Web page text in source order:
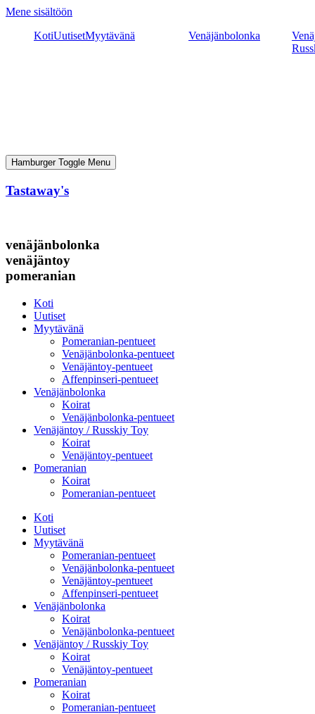
Mene sisältöön
KotiUutisetMyytävänä Venäjänbolonka
Hamburger Toggle Menu
Tastaway's
venäjänbolonka
venäjäntoy
pomeranian
Koti
Uutiset
Myytävänä
Pomeranian-pentueet
Venäjänbolonka-pentueet
Venäjäntoy-pentueet
Affenpinseri-pentueet
Venäjänbolonka
Koirat
Venäjänbolonka-pentueet
Venäjäntoy / Russkiy Toy
Koirat
Venäjäntoy-pentueet
Pomeranian
Koirat
Pomeranian-pentueet
Koti
Uutiset
Myytävänä
Pomeranian-pentueet
Venäjänbolonka-pentueet
Venäjäntoy-pentueet
Affenpinseri-pentueet
Venäjänbolonka
Koirat
Venäjänbolonka-pentueet
Venäjäntoy / Russkiy Toy
Koirat
Venäjäntoy-pentueet
Pomeranian
Koirat
Pomeranian-pentueet